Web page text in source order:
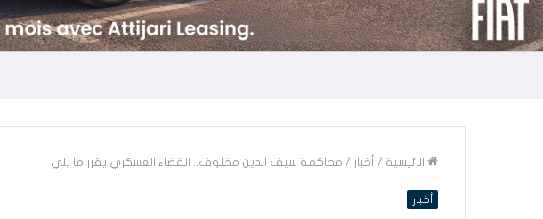
الرئيسية / أخبار / محاكمة سيف الدين مخلوف.. القضاء العسكري يقرر ما يلي
أخبار